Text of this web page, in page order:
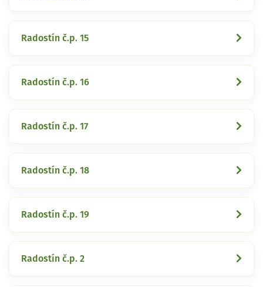
Radostín č.p. 15
Radostín č.p. 16
Radostín č.p. 17
Radostín č.p. 18
Radostín č.p. 19
Radostín č.p. 2